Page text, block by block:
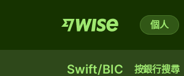
個人
Swift/BIC 按銀行搜尋